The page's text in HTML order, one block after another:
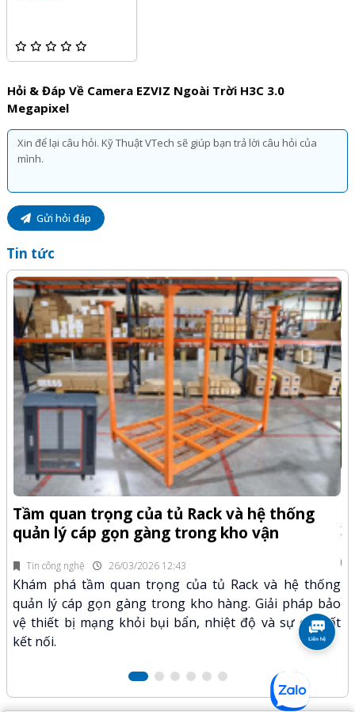
Hỏi & Đáp Về Camera EZVIZ Ngoài Trời H3C 3.0
Megapixel
Gửi hỏi đáp
Tin tức
Tin công nghệ 26/03/2026 12:43
Tầm quan trọng của tủ Rack và hệ thống
quản lý cáp gọn gàng trong kho vận
Khám phá tầm quan trọng của tủ Rack và hệ thống
quản lý cáp gọn gàng trong kho hàng. Giải pháp bảo
vệ thiết bị mạng khỏi bụi bẩn, nhiệt độ và sự cố mất
kết nối.